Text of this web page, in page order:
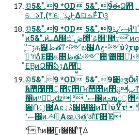
©5&".9 *OD 5&".9ࠜఈՁ஋؍ ࣗ෼΋ؚΊͨؔΘΔਓɾاۀͷ
େࣄͳ,(*ʹେ͖͘ߩݙͰ͖ΔଘࡏͰ͋Γଓ͚͍ͨ
©5&".9 *OD 5&".9ސ٬ߩݙͷߟ͑ํ ͦͷސ٬ͷ5&".ͷҰһͱͳΓ
ͦͷ5&".ͷܝ͛Δ໨ඪʹ޲͚ͯڞʹୡ੒ʹ޲͖߹͏ ͦͷઌͷܦӦɾࣄۀܭըΛݟਾ͑
ࢹ࠲ߴ͘த௕ظతͳ࠾༻ల๬Λඳ͖࠾༻ύʔτφʔͱͯ͠ਚྗ͢Δ
ࢲͨͪʹग़ձ͑Ε͹த௕ظతʹ࠾༻՝୊ʹ͸௚໘ͤͣɺ࠾༻Λ෢ثʹͰ͖Δ
ͦΕ͘Β͍ͷՁ஋ఏڙΛ໨ࢦ͍͖͍ͯͨ͠
©5&".9 *OD 5&".9૊৫ӡӦͷߟ͑ํ
ࣾһͷ޾෱౓޲্ʢ੒Ռɾ੒௕ͷ௥ٻྑ࣭ͳ૊৫ؔ܎ߏஙސ٬ɾ૊৫
΁ͷߩݙ࣮ײʣ ˣ ސ٬΁ͷࢧԉྗ޲্ ˣ ސ٬࠾༻
੒Ռ޲্͓Αͼࣄۀ੒௕΁ͷΠϯύΫτ ˣ
ސ٬΁ͷ৴པ֫ಘ͓Αͼܧଓతʹ͓औΓ૊Έ
ˣ ࣾһͷ΍Γ͕͍ɾ੒௕ʹͭͳ͕Δ